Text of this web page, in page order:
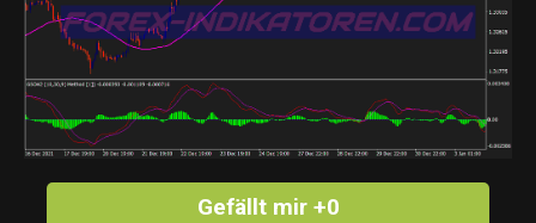
Gefällt mir +0